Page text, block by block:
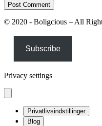
© 2020 - Boligcious – All
Subscribe
Privacy settings
Privatlivsindstillinger
Blog